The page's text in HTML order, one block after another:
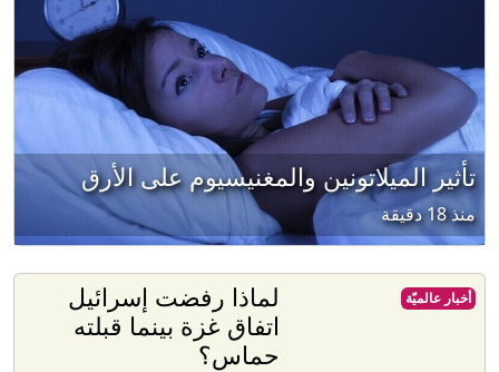
تأثير الميلاتونين والمغنيسيوم على الأرق
منذ 18 دقيقة
لماذا رفضت إسرائيل
اتفاق غزة بينما قبلته
حماس؟
أخبار عالميّة